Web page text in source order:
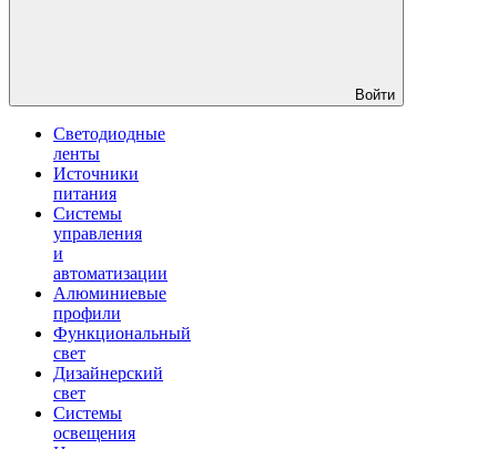
Войти
Светодиодные
ленты
Источники
питания
Системы
управления
и
автоматизации
Алюминиевые
профили
Функциональный
свет
Дизайнерский
свет
Системы
освещения